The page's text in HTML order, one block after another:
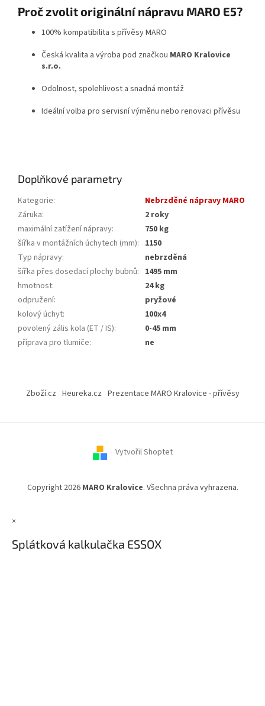
Proč zvolit originální nápravu MARO E5?
100% kompatibilita s přívěsy MARO
Česká kvalita a výroba pod značkou MARO Kralovice
s.r.o.
Odolnost, spolehlivost a snadná montáž
Ideální volba pro servisní výměnu nebo renovaci přívěsu
Doplňkové parametry
Kategorie:
Nebrzděné nápravy MARO
Záruka:
2 roky
maximální zatížení nápravy:
750 kg
šířka v montážních úchytech (mm): 1150
Typ nápravy:
nebrzděná
šířka přes dosedací plochy bubnů: 1495 mm
hmotnost:
24 kg
odpružení:
pryžové
kolový úchyt:
100x4
povolený zális kola (ET / IS):
0-45 mm
příprava pro tlumiče: ne
Zboží.cz Heureka.cz Prezentace MARO Kralovice - přívěsy
Vytvořil Shoptet
Copyright 2026 MARO Kralovice. Všechna práva vyhrazena.
×
Splátková kalkulačka ESSOX